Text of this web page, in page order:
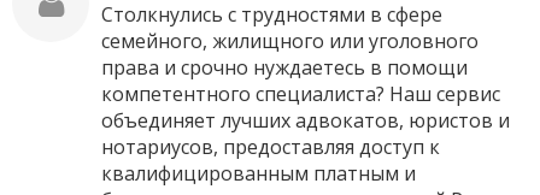
Столкнулись с трудностями в сфере
семейного, жилищного или уголовного
права и срочно нуждаетесь в помощи
компетентного специалиста? Наш сервис
объединяет лучших адвокатов, юристов и
нотариусов, предоставляя доступ к
квалифицированным платным и